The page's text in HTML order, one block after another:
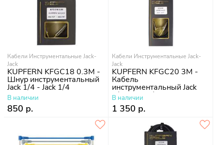
Кабели Инструментальные Jack-
Jack
KUPFERN KFGC18 0.3M -
Шнур инструментальный
Jack 1/4 - Jack 1/4
В наличии
850 р.
Кабели Инструментальные Jack-
Jack
KUPFERN KFGC20 3M -
Кабель
инструментальный Jack
1/4 - Jack 1/4 угловые
В наличии
1 350 р.